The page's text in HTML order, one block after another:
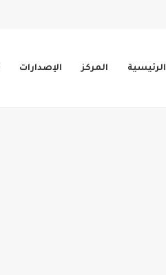
الرئيسية المركز الإصدارات